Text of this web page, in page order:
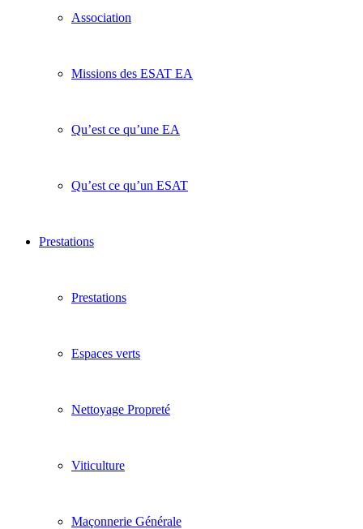
Association
Missions des ESAT EA
Qu’est ce qu’une EA
Qu’est ce qu’un ESAT
Prestations
Prestations
Espaces verts
Nettoyage Propreté
Viticulture
Maçonnerie Générale